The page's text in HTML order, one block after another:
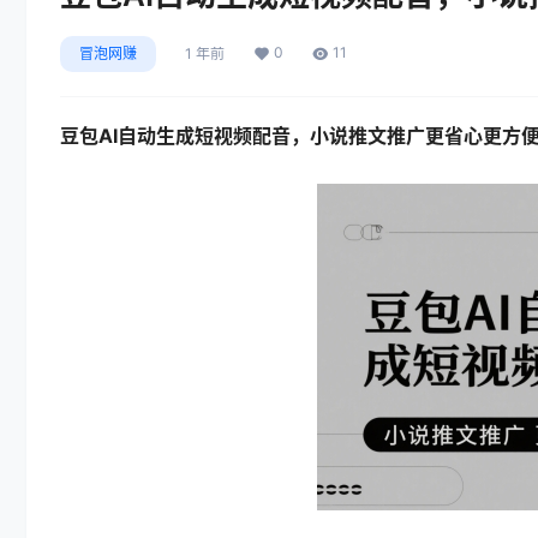
冒泡网赚 1 年前 0 11
豆包AI自动生成短视频配音，小说推文推广更省心更方